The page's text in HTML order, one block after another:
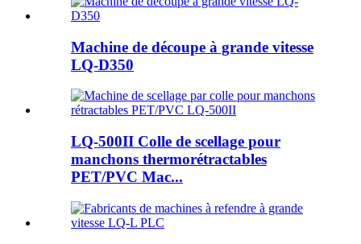
Machine de découpe à grande vitesse
LQ-D350
LQ-500II Colle de scellage pour
manchons thermorétractables
PET/PVC Mac...